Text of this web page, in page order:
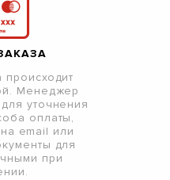
происходит
Менеджер
уточнения
оплаты,
email или
для
при